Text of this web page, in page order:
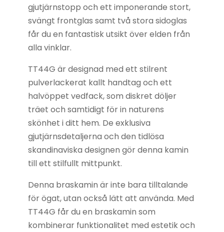
gjutjärnstopp och ett imponerande stort,
svängt frontglas samt två stora sidoglas
får du en fantastisk utsikt över elden från
alla vinklar.
TT44G är designad med ett stilrent
pulverlackerat kallt handtag och ett
halvöppet vedfack, som diskret döljer
träet och samtidigt för in naturens
skönhet i ditt hem. De exklusiva
gjutjärnsdetaljerna och den tidlösa
skandinaviska designen gör denna kamin
till ett stilfullt mittpunkt.
Denna braskamin är inte bara tilltalande
för ögat, utan också lätt att använda. Med
TT44G får du en braskamin som
kombinerar funktionalitet med estetik och